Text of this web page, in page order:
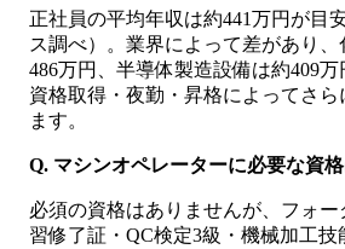
正社員の平均年収は約441万円が目
ス調べ）。業界によって差があり
486万円、半導体製造設備は約409万
資格取得・夜勤・昇格によってさら
ます。
Q. マシンオペレーターに必要な資
必須の資格はありませんが、フォ
習修了証・QC検定3級・機械加工技